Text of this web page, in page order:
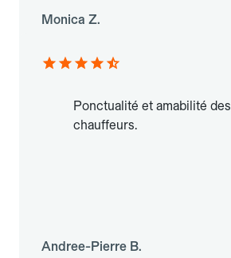
Monica Z.
Ponctualité et amabilité des
chauffeurs.
Andree-Pierre B.